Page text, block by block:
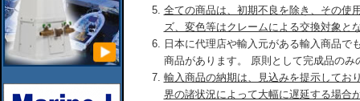
全ての商品は、初期不良を除き、その使
ズ、変色等はクレームによる交換対象と
日本に代理店や輸入元がある輸入商品で
商品があります。 原則として完成品のみ
輸入商品の納期は、見込みを提示してお
界の諸状況によって大幅に遅延する場合